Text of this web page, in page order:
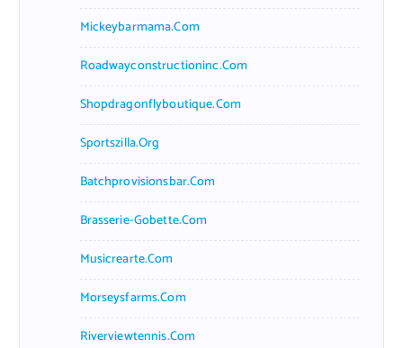
Mickeybarmama.com
Roadwayconstructioninc.com
Shopdragonflyboutique.com
Sportszilla.org
Batchprovisionsbar.com
Brasserie-Gobette.com
Musicrearte.com
Morseysfarms.com
Riverviewtennis.com